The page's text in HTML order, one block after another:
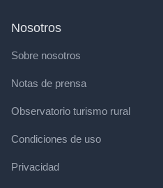
Nosotros
Sobre nosotros
Notas de prensa
Observatorio turismo rural
Condiciones de uso
Privacidad